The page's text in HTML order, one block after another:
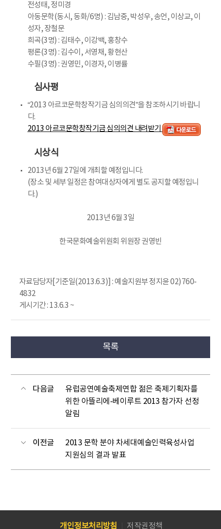
전성태, 정미경
아동문학(동시, 동화/6명) : 김남중, 박성우, 송언, 이상교, 이
성자, 장철문
희곡(3명) : 김태수, 이강백, 홍창수
평론(3명) : 김수이, 서영채, 황현산
수필(3명) : 권영민, 이경자, 이병률
심사평
“2013 아르코문학창작기금 심의의견”을 참조하시기 바랍니
다.
2013 아르코문학창작기금 심의의견 내려받기
시상식
2013년 6월 27일에 개최할 예정입니다.
(장소 및 세부 일정은 참여대상자에게 별도 공지할 예정입니
다.)
2013년 6월 3일
한국문화예술위원회 위원장 권영빈
자료담당자[기준일(2013.6.3)] : 예술지원부 정지윤 02)760-
4832
게시기간 : 13.6.3 ~
목록
다음글
유럽공연예술축제연합 젊은 축제기획자를
위한 아뜰리에-베이루트 2013 참가자 선정
알림
이전글
2013 문학 분야 차세대예술인력육성사업
지원심의 결과 발표
개인정보처리방침 저작권정책